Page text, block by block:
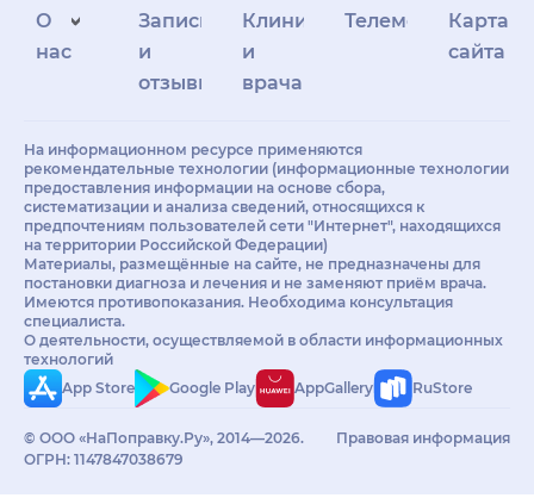
О
нас
Запись
и
отзывы
Клиникам
и
врачам
Телемедицина
Карта
сайта
На информационном ресурсе применяются
рекомендательные технологии (информационные технологии
предоставления информации на основе сбора,
систематизации и анализа сведений, относящихся к
предпочтениям пользователей сети "Интернет", находящихся
на территории Российской Федерации)
Материалы, размещённые на сайте, не предназначены для
постановки диагноза и лечения и не заменяют приём врача.
Имеются противопоказания. Необходима консультация
специалиста.
О деятельности, осуществляемой в области информационных
технологий
App Store
Google Play AppGallery RuStore
© ООО «НаПоправку.Ру», 2014—2026.
ОГРН: 1147847038679
Правовая информация